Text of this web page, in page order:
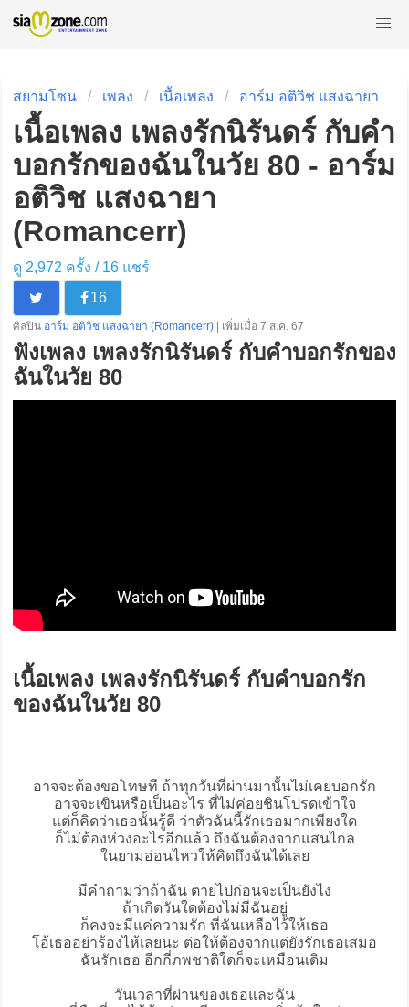
สยามโซน เพลง เนื้อเพลง อาร์ม อติวิช แสงฉายา
เนื้อเพลง เพลงรักนิรันดร์ กับคำ
บอกรักของฉันในวัย 80 - อาร์ม
อติวิช แสงฉายา
(Romancerr)
ดู 2,972 ครั้ง / 16แชร์
16
ศิลปิน อาร์ม อติวิช แสงฉายา (Romancerr) | เพิ่มเมื่อ 7 ส.ค. 67
ฟังเพลง เพลงรักนิรันดร์ กับคำบอกรักของ
ฉันในวัย 80
เนื้อเพลง เพลงรักนิรันดร์ กับคำบอกรัก
ของฉันในวัย 80
อาจจะต้องขอโทษที ถ้าทุกวันที่ผ่านมานั้นไม่เคยบอกรัก
อาจจะเขินหรือเป็นอะไร ที่ไม่ค่อยชินโปรดเข้าใจ
แต่ก็คิดว่าเธอนั้นรู้ดี ว่าตัวฉันนี้รักเธอมากเพียงใด
ก็ไม่ต้องห่วงอะไรอีกแล้ว ถึงฉันต้องจากแสนไกล
ในยามอ่อนไหวให้คิดถึงฉันได้เลย
มีคำถามว่าถ้าฉัน ตายไปก่อนจะเป็นยังไง
ถ้าเกิดวันใดต้องไม่มีฉันอยู่
ก็คงจะมีแค่ความรัก ที่ฉันเหลือไว้ให้เธอ
โอ้เธออย่าร้องไห้เลยนะ ต่อให้ต้องจากแต่ยังรักเธอเสมอ
ฉันรักเธอ อีกกี่ภพชาติใดก็จะเหมือนเดิม
วันเวลาที่ผ่านของเธอและฉัน